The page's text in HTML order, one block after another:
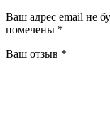
Ваш адрес email не
помечены *
Ваш отзыв *